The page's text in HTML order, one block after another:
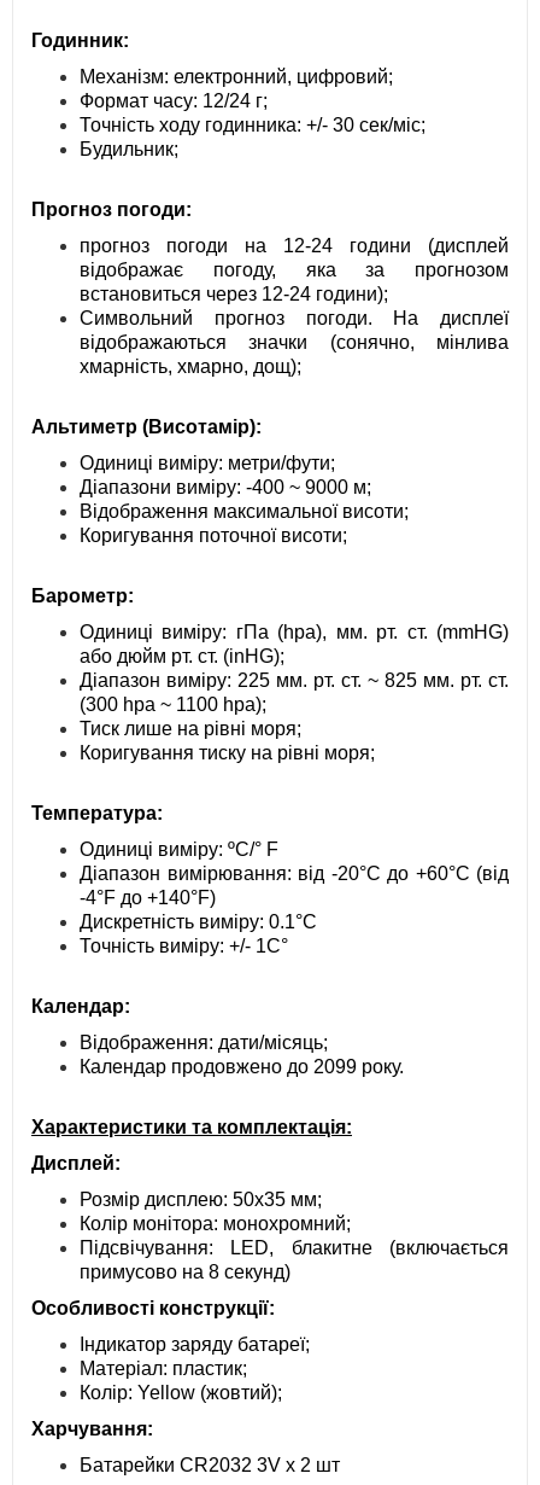
Годинник:
Механізм: електронний, цифровий;
Формат часу: 12/24 г;
Точність ходу годинника: +/- 30 сек/міс;
Будильник;
Прогноз погоди:
прогноз погоди на 12-24 години (дисплей
відображає погоду, яка за прогнозом
встановиться через 12-24 години);
Символьний прогноз погоди. На дисплеї
відображаються значки (сонячно, мінлива
хмарність, хмарно, дощ);
Альтиметр (Висотамір):
Одиниці виміру: метри/фути;
Діапазони виміру: -400 ~ 9000 м;
Відображення максимальної висоти;
Коригування поточної висоти;
Барометр:
Одиниці виміру: гПа (hpa), мм. рт. ст. (mmHG)
або дюйм рт. ст. (inHG);
Діапазон виміру: 225 мм. рт. ст. ~ 825 мм. рт. ст.
(300 hpa ~ 1100 hpa);
Тиск лише на рівні моря;
Коригування тиску на рівні моря;
Температура:
Одиниці виміру: ºС/° F
Діапазон вимірювання: від -20°C до +60°C (від
-4°F до +140°F)
Дискретність виміру: 0.1°C
Точність виміру: +/- 1C°
Календар:
Відображення: дати/місяць;
Календар продовжено до 2099 року.
Характеристики та комплектація:
Дисплей:
Розмір дисплею: 50x35 мм;
Колір монітора: монохромний;
Підсвічування: LED, блакитне (включається
примусово на 8 секунд)
Особливості конструкції:
Індикатор заряду батареї;
Матеріал: пластик;
Колір: Yellow (жовтий);
Харчування:
Батарейки CR2032 3V х 2 шт